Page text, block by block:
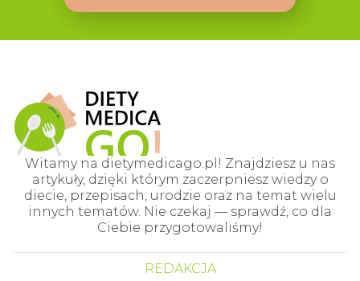
Witamy na dietymedicago.pl! Znajdziesz u nas
artykuły, dzięki którym zaczerpniesz wiedzy o
diecie, przepisach, urodzie oraz na temat wielu
innych tematów. Nie czekaj — sprawdź, co dla
Ciebie przygotowaliśmy!
REDAKCJA